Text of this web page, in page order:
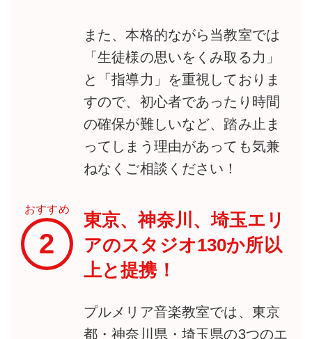
また、本格的ながら当教室では
「生徒様の思いをくみ取る力」
と「指導力」を重視しておりま
すので、初心者であったり時間
の確保が難しいなど、踏み止ま
ってしまう理由があっても気兼
ねなくご相談ください！
おすすめ
2
東京、神奈川、埼玉エリ
アのスタジオ130か所以
上と提携！
プルメリア音楽教室では、東京
都・神奈川県・埼玉県の3つのエ